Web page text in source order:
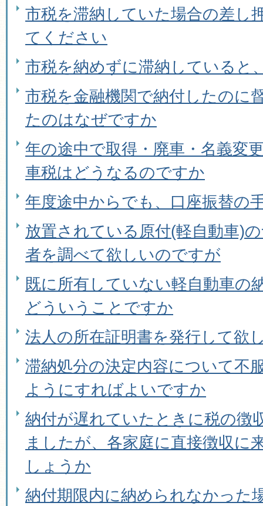
市税を滞納していた場合の差し
てください
市税を納めずに滞納していると
市税を金融機関で納付したのに
たのはなぜですか
年の途中で取得・廃車・名義変
車税はどうなるのですか
年度途中からでも、口座振替の
放置されている原付(軽自動車)
者を調べて欲しいのですが
既に所有していない軽自動車の
どういうことですか
法人の所在証明書を発行して欲
滞納処分の決定内容について不
ようにすればよいですか
納付が遅れていたときに税の徴
ましたが、各家庭に直接徴収に
しょうか
納付期限内に納められなかった